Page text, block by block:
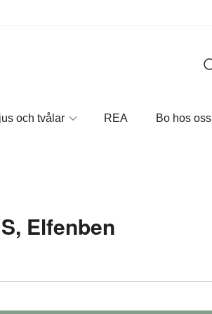
och tvålar REA Bo hos oss
Elfenben